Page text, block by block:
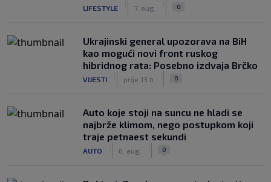
LIFESTYLE 7. aug. 0
Ukrajinski general upozorava na BiH
kao mogući novi front ruskog
hibridnog rata: Posebno izdvaja Brčko
VIJESTI prije 13 h 0
Auto koje stoji na suncu ne hladi se
najbrže klimom, nego postupkom koji
traje petnaest sekundi
AUTO 6. aug. 0